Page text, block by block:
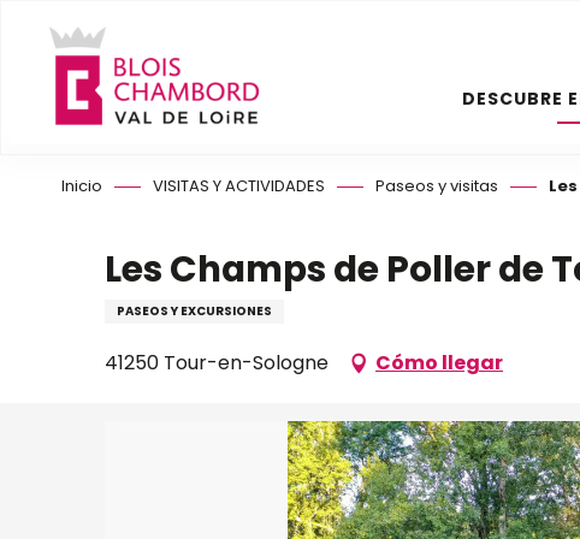
contenu
principal
DESCUBRE
Inicio VISITAS Y ACTIVIDADES Paseos y visitas
Les Champs de Poller de
PASEOS Y EXCURSIONES
41250 Tour-en-Sologne Cómo llegar